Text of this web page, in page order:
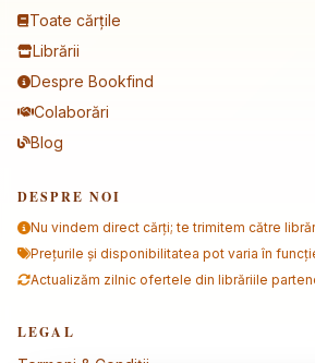
Toate cărțile
Librării
Despre Bookfind
Colaborări
Blog
DESPRE NOI
Nu vindem direct cărți; te trimitem către
Prețurile și disponibilitatea pot varia în
Actualizăm zilnic ofertele din librăriile
LEGAL